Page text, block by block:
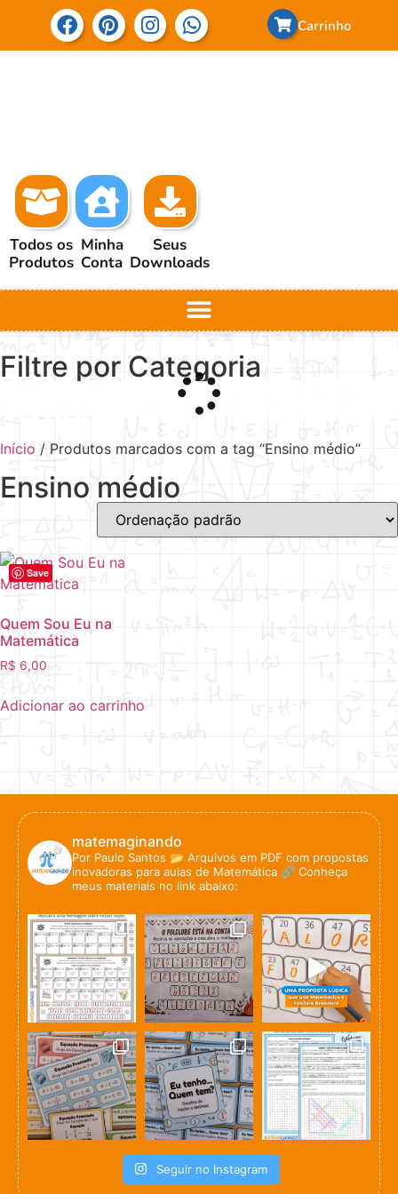
Carrinho
Todos os
Produtos
Minha
Conta
Seus
Downloads
Filtre por Categoria
Início / Produtos marcados com a tag “Ensino médio”
Ensino médio
Save
Quem Sou Eu na
Matemática
R$6,00
Adicionar ao carrinho
matemaginando
Por Paulo Santos 📂 Arquivos em PDF com propostas
inovadoras para aulas de Matemática 🔗 Conheça
meus materiais no link abaixo:
Seguir no Instagram